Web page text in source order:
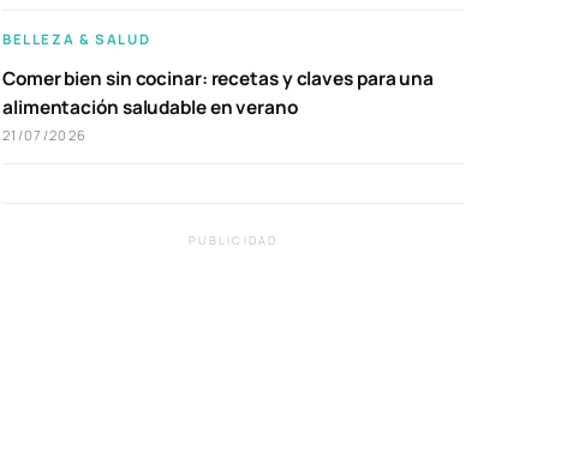
BELLEZA & SALUD
Comer bien sin cocinar: recetas y claves para una
alimentación saludable en verano
21/07/2026
PUBLICIDAD